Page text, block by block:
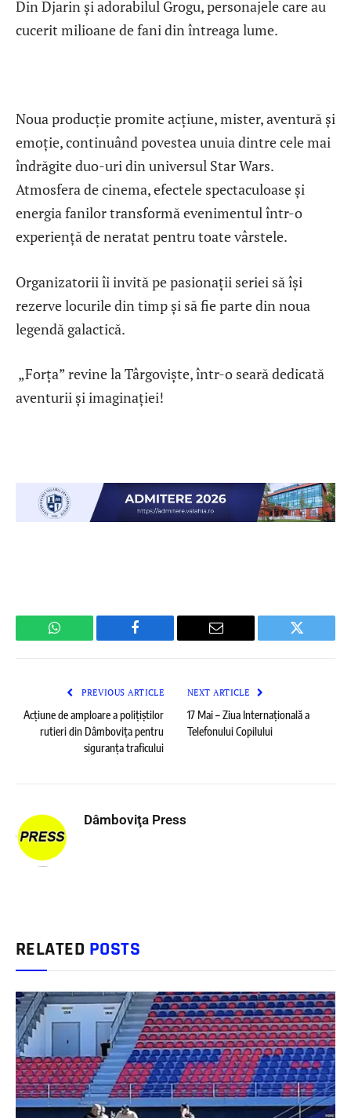
Din Djarin și adorabilul Grogu, personajele care au
cucerit milioane de fani din întreaga lume.
Noua producție promite acțiune, mister, aventură și
emoție, continuând povestea unuia dintre cele mai
îndrăgite duo-uri din universul Star Wars.
Atmosfera de cinema, efectele spectaculoase și
energia fanilor transformă evenimentul într-o
experiență de neratat pentru toate vârstele.
Organizatorii îi invită pe pasionații seriei să își
rezerve locurile din timp și să fie parte din noua
legendă galactică.
„Forța” revine la Târgoviște, într-o seară dedicată
aventurii și imaginației!
WhatsApp Facebook Email Twitter
PREVIOUS ARTICLE
Acțiune de amploare a polițiștilor
rutieri din Dâmbovița pentru
siguranța traficului
NEXT ARTICLE
17 Mai – Ziua Internațională a
Telefonului Copilului
Dâmboviţa Press
RELATED POSTS